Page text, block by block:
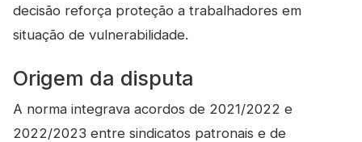
decisão reforça proteção a trabalhadores em
situação de vulnerabilidade.
Origem da disputa
A norma integrava acordos de 2021/2022 e
2022/2023 entre sindicatos patronais e de